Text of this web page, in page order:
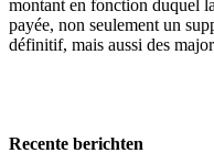
montant en fonction duquel
payée, non seulement un
définitif, mais aussi des
Recente berichten